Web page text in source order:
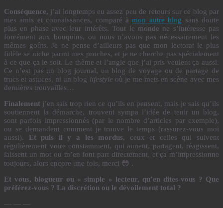
Conséquence, j’ai longtemps eu assez peu de retours sur ce blog par
mes amis et connaissances, comparé àmon autre blog sans doute
plus en phase avec leur intérêts. Tout le monde ne s’intéresse pas
forcément aux bouquins, ou nous n’avons pas nécessairement les
mêmes goûts. Je ne pense d’ailleurs pas que mon lectorat le plus
fidèle se niche parmi mes proches, et je ne cherche pas spécialement
à ce que ça le soit. Le thème et l’angle que j’ai pris veulent ça aussi.
Ce n’est pas un blog journal, un blog de voyage ou de partage de
trucs et astuces, ni un blog lifestyle où je me mets en scène avec mes
dernières trouvailles…
Finalement j’en sais trop rien ce qu’ils en pensent, mais je sais qu’ils
soutiennent la démarche, trouvent sympa l’idée de tenir un blog,
sont parfois impressionnés (par le nombre d’articles par exemple),
ou se demandent comment je trouve le temps (rassurez-vous moi
aussi). Et puis il y a les mordus, ceux et celles qui suivent
régulièrement voire constamment, qui aiment, partagent, réagissent,
laissent un mot ou m’en font part directement, et ça m’impressionne
toujours, alors encore une fois, merci 😳 .
Et vous, blogueur ou « simple » lecteur, qu’en dites-vous ? Que
préférez-vous ? La discrétion ou le dévoilement total ?
— — —